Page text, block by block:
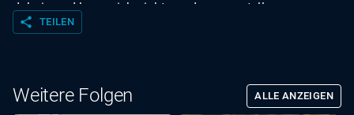
dabei - und kann sich nichts anderes vorstellen.
share TEILEN
Weitere Folgen ALLE ANZEIGEN